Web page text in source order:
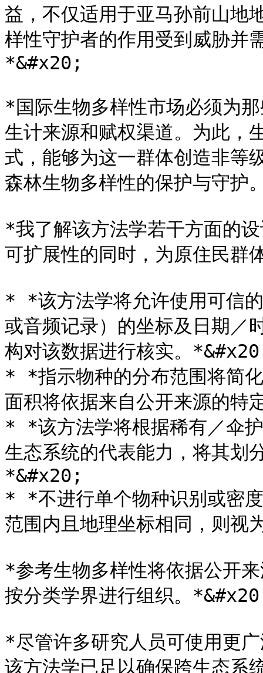
益，不仅适用于亚马孙前山地
样性守护者的作用受到威胁并
*&#x20;
*国际生物多样性市场必须为
生计来源和赋权渠道。为此，
式，能够为这一群体创造非等
森林生物多样性的保护与守
*我了解该方法学若干方面的
可扩展性的同时，为原住民
* *该方法学将允许使用可信
或音频记录）的坐标及日期／
构对该数据进行核实。
* *指示物种的分布范围将简
面积将依据来自公开来源的
* *该方法学将根据稀有／伞
生态系统的代表能力，将其划
*&#x20;
* *不进行单个物种识别或密
范围内且地理坐标相同，则视
*参考生物多样性将依据公开
按分类学界进行组织。
*尽管许多研究人员可使用更
该方法学已足以确保跨生态系